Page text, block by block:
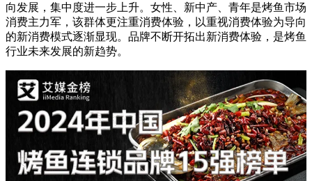
向发展，集中度进一步上升。女性、新中产、青年是烤鱼市场
消费主力军，该群体更注重消费体验，以重视消费体验为导向
的新消费模式逐渐显现。品牌不断开拓出新消费体验，是烤鱼
行业未来发展的新趋势。